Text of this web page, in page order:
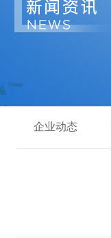
企业动态